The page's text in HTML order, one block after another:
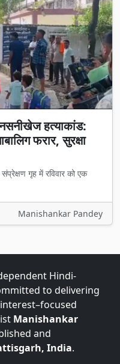
हत्याकांड:
फरार, सुरक्षा
गृह में रविवार को एक
Manishankar Pandey
Hindi-
to delivering
Manishankar
and
India.